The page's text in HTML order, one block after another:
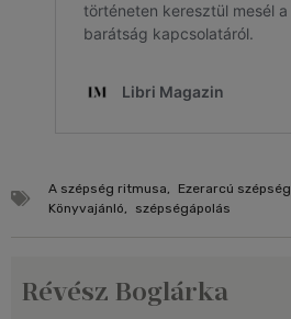
A szépség ritmusa Ezerarcú szépség
Könyvajánló
szépségápolás
Révész Boglárka